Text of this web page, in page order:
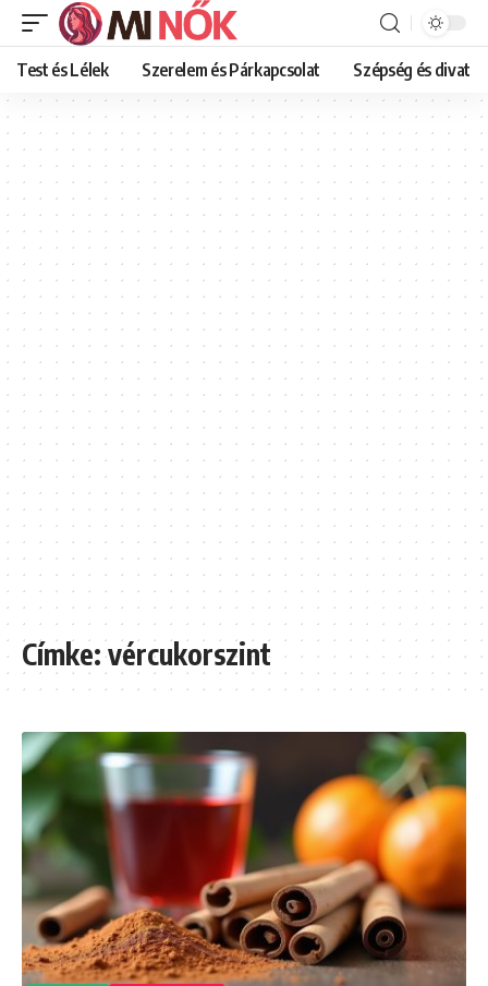
Test és Lélek Szerelem és Párkapcsolat Szépség és divat
Címke:vércukorszint